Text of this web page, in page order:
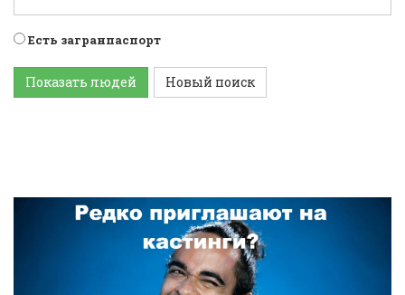
Есть загранпаспорт
Показать людей Новый поиск